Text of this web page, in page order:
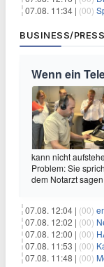
07.08. 11:34 | (00)
BUSINESS/
Wenn ein
kann nicht
Problem: Sie
dem Notarzt
07.08. 12:04 | (00)
07.08. 12:02 | (00)
07.08. 12:00 | (00)
07.08. 11:53 | (00)
07.08. 11:48 | (00)